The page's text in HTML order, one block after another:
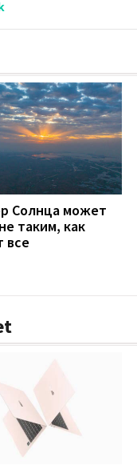
Солнца может
таким, как
все